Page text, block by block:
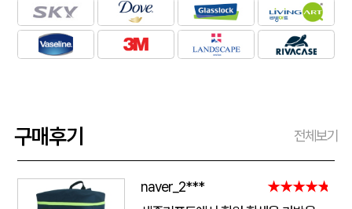
구매후기 전체보기
naver_2***
★★★★★